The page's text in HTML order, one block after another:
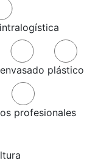
envasado plástico
profesionales